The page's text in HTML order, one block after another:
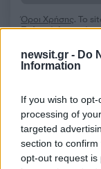
newsit.gr - Do
Information
If you wish to
processing of
targeted
section to
opt-out request is
Όροι Χρήσης. Το
Πολιτική
Ακολουθήστε
ενημερωθείτε
τελευταία νέα